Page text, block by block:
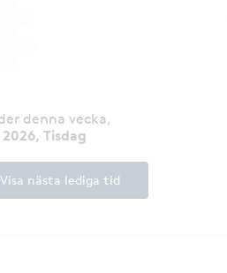
denna vecka,
2026, Tisdag
Visa nästa lediga tid